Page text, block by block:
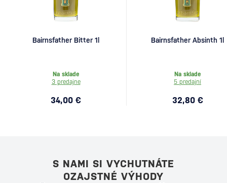
Bairnsfather Bitter 1l
Na sklade
3 predajne
34,00 €
Bairnsfather Absinth 1l
Na sklade
5 predajní
32,80 €
S NAMI SI VYCHUTNÁTE
OZAJSTNÉ VÝHODY